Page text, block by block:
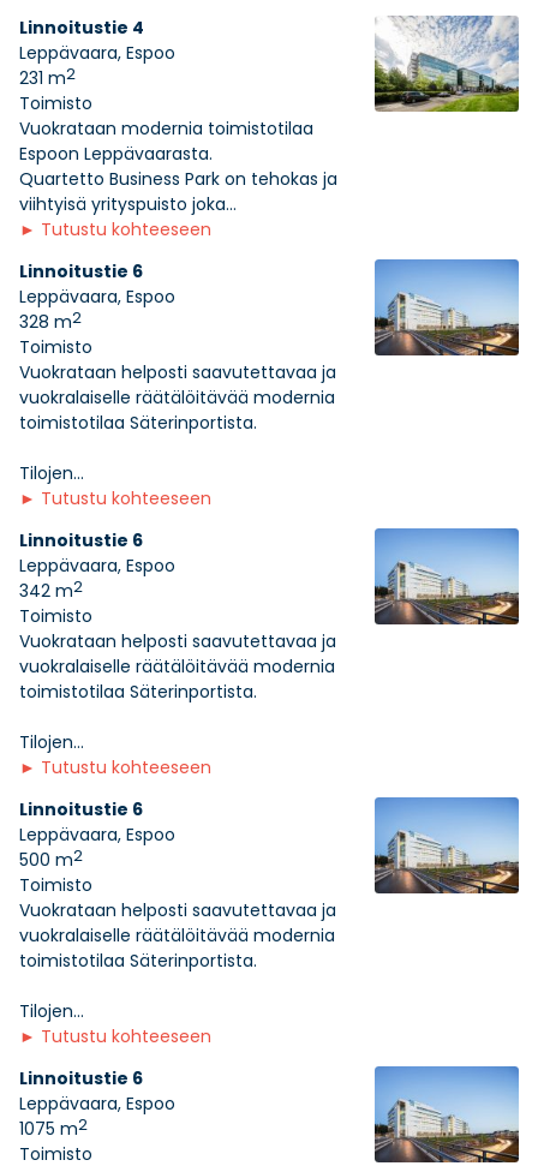
Linnoitustie 4
Leppävaara, Espoo
231 m2
Toimisto
Vuokrataan modernia toimistotilaa
Espoon Leppävaarasta.
Quartetto Business Park on tehokas ja
viihtyisä yrityspuisto joka...
► Tutustu kohteeseen
Linnoitustie 6
Leppävaara, Espoo
328 m2
Toimisto
Vuokrataan helposti saavutettavaa ja
vuokralaiselle räätälöitävää modernia
toimistotilaa Säterinportista.
Tilojen...
► Tutustu kohteeseen
Linnoitustie 6
Leppävaara, Espoo
342 m2
Toimisto
Vuokrataan helposti saavutettavaa ja
vuokralaiselle räätälöitävää modernia
toimistotilaa Säterinportista.
Tilojen...
► Tutustu kohteeseen
Linnoitustie 6
Leppävaara, Espoo
500 m2
Toimisto
Vuokrataan helposti saavutettavaa ja
vuokralaiselle räätälöitävää modernia
toimistotilaa Säterinportista.
Tilojen...
► Tutustu kohteeseen
Linnoitustie 6
Leppävaara, Espoo
1075 m2
Toimisto